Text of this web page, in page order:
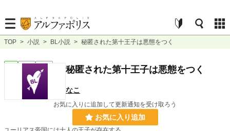
TOP > 小説 > BL小説 > 秘匿された第十王子は悪態をつく
完結 長編 秘匿された第十王子は悪態をつく
なこ
お気に入りに追加して更新通知を受け取ろう
お気に入り追加